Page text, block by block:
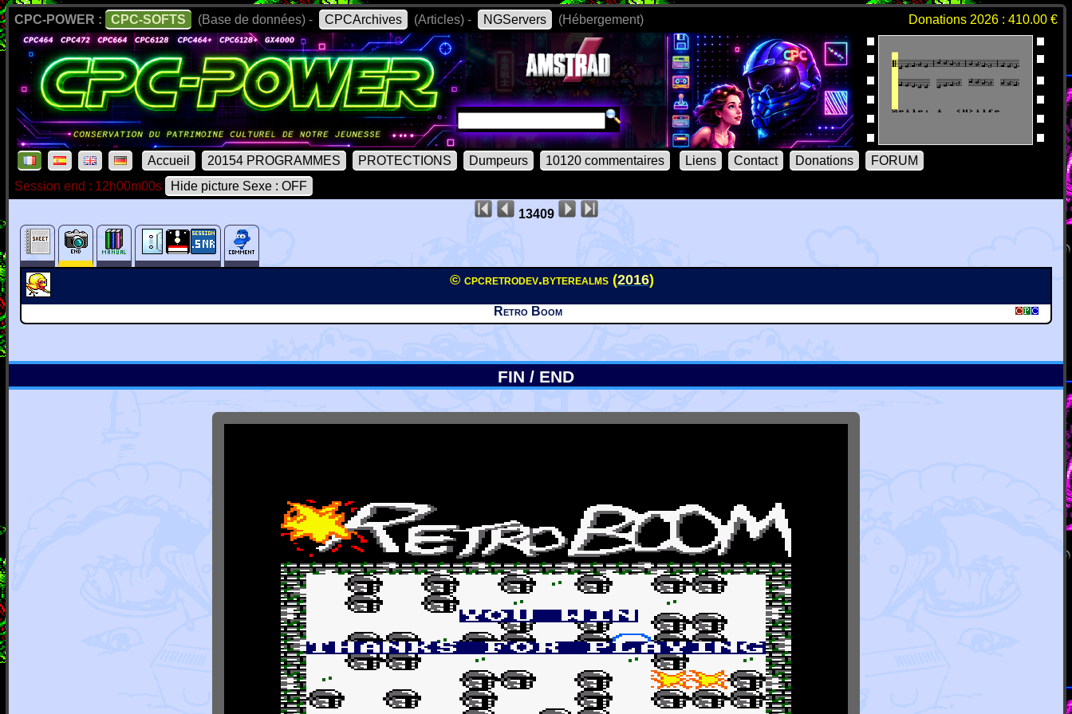
CPC-POWER : CPC-SOFTS (Base de données) - CPCArchives (Articles) - NGServers (Hébergement) Donations 2026 : 410.00 €
Accueil 20154 PROGRAMMES PROTECTIONS Dumpeurs 10120 commentaires Liens Contact Donations
FORUM
Session end : 12h00m00s
Hide picture Sexe : OFF
13409
© cpcretrodev.byterealms (2016)
Retro Boom
FIN / END